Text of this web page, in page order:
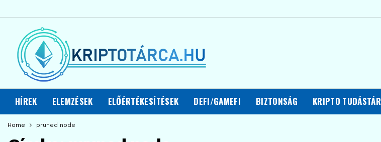
HÍREK ELEMZÉSEK ELŐÉRTÉKESÍTÉSEK DEFI/GAMEFI BIZTONSÁG KRIPTO TUDÁSTÁR
Home pruned node